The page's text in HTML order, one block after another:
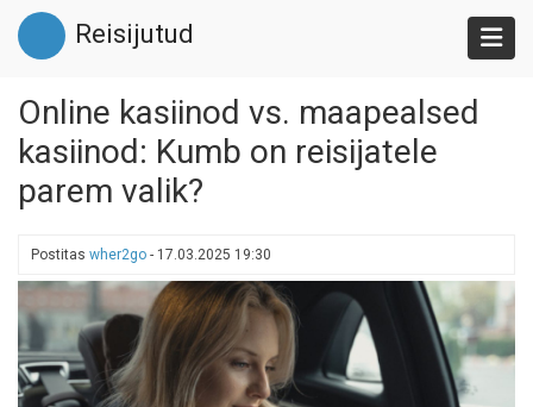
Liigu
edasi
põhisisu
Reisijutud
Online kasiinod vs. maapealsed
kasiinod: Kumb on reisijatele
parem valik?
Postitas wher2go - 17.03.2025 19:30